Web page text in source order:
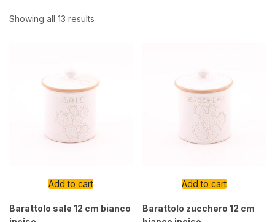
Showing all 13 results
Add to cart
Barattolo sale 12 cm bianco
Add to cart
Barattolo zucchero 12 cm